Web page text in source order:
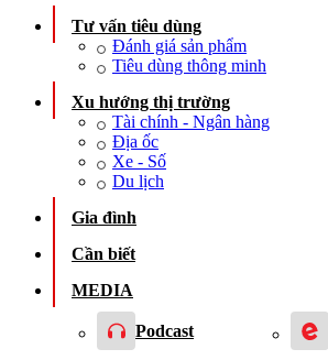
Tư vấn tiêu dùng
Đánh giá sản phẩm
Tiêu dùng thông minh
Xu hướng thị trường
Tài chính - Ngân hàng
Địa ốc
Xe - Số
Du lịch
Gia đình
Cần biết
MEDIA
Podcast